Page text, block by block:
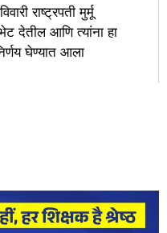
राष्ट्रपती मुर्मू
देतील आणि त्यांना हा
घेण्यात आला